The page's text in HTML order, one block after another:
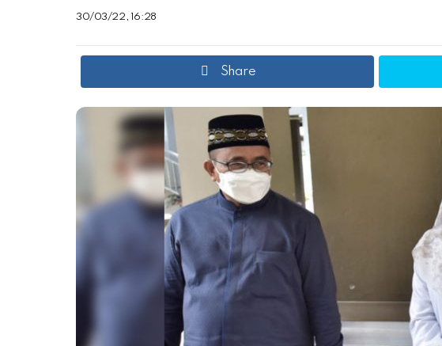
30/03/22, 16:28
Share